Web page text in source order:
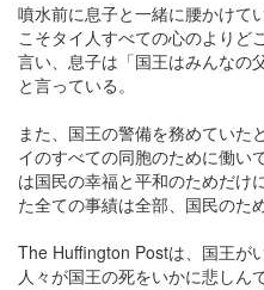
噴水前に息子と一緒に腰かけて
こそタイ人すべての心のよりど
言い、息子は「国王はみんなの
と言っている。
また、国王の警備を務めていた
イのすべての同胞のために働い
は国民の幸福と平和のためだけ
た全ての事績は全部、国民のた
The Huffington Postは、国王が
人々が国王の死をいかに悲しん